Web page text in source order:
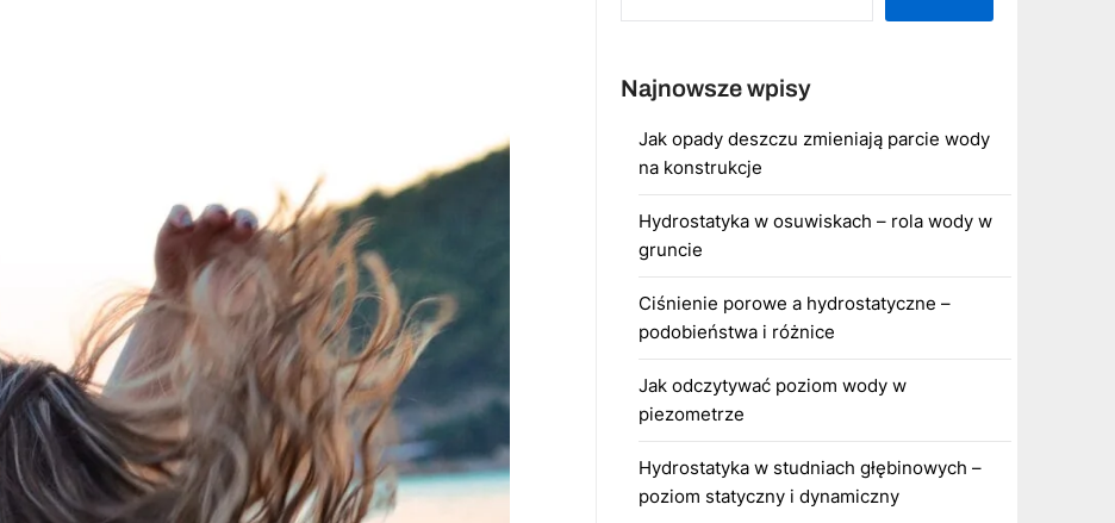
Najnowsze wpisy
Jak opady deszczu zmieniają parcie wody
na konstrukcje
Hydrostatyka w osuwiskach – rola wody w
gruncie
Ciśnienie porowe a hydrostatyczne –
podobieństwa i różnice
Jak odczytywać poziom wody w
piezometrze
Hydrostatyka w studniach głębinowych –
poziom statyczny i dynamiczny